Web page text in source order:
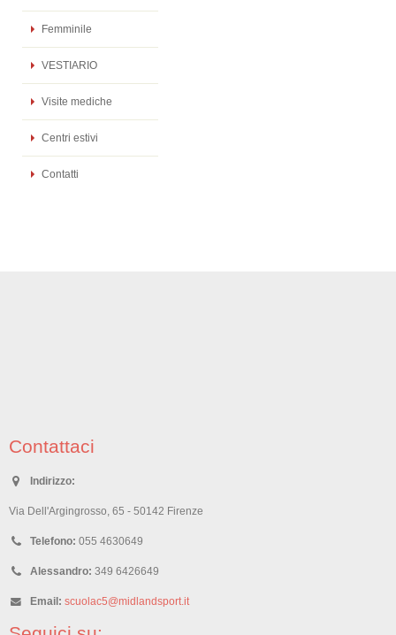
Femminile
VESTIARIO
Visite mediche
Centri estivi
Contatti
Contattaci
Indirizzo:
Via Dell'Argingrosso, 65 - 50142 Firenze
Telefono: 055 4630649
Alessandro: 349 6426649
Email: scuolac5@midlandsport.it